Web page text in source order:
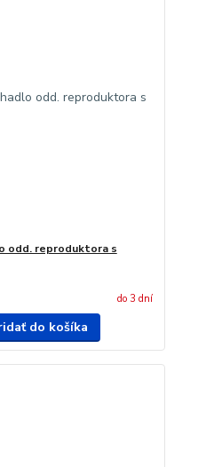
odd. reproduktora s
do 3 dní
do košíka